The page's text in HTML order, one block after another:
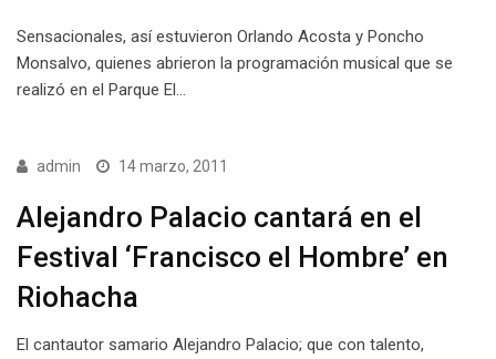
Sensacionales, así estuvieron Orlando Acosta y Poncho
Monsalvo, quienes abrieron la programación musical que se
realizó en el Parque El…
admin 14 marzo, 2011
Alejandro Palacio cantará en el
Festival ‘Francisco el Hombre’ en
Riohacha
El cantautor samario Alejandro Palacio; que con talento,